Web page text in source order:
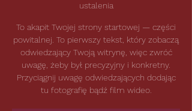
ustalenia
To akapit Twojej strony startowej — części
powitalnej. To pierwszy tekst, który zobaczą
odwiedzający Twoją witrynę, więc zwróć
uwagę, żeby był precyzyjny i konkretny.
Przyciągnij uwagę odwiedzających dodając
tu fotografię bądź film wideo.